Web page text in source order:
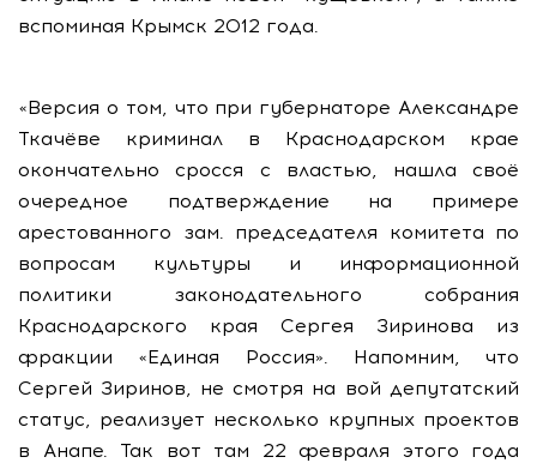
вспоминая Крымск 2012 года.
«Версия о том, что при губернаторе Александре
Ткачёве криминал в Краснодарском крае
окончательно сросся с властью, нашла своё
очередное подтверждение на примере
арестованного зам. председателя комитета по
вопросам культуры и информационной
политики законодательного собрания
Краснодарского края Сергея Зиринова из
фракции «Единая Россия». Напомним, что
Сергей Зиринов, не смотря на вой депутатский
статус, реализует несколько крупных проектов
в Анапе. Так вот там 22 февраля этого года